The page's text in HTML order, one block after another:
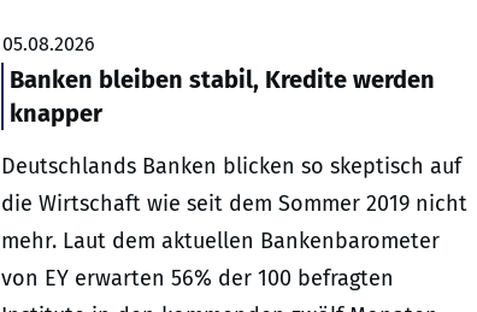
05.08.2026
Banken bleiben stabil, Kredite werden
knapper
Deutschlands Banken blicken so skeptisch auf
die Wirtschaft wie seit dem Sommer 2019 nicht
mehr. Laut dem aktuellen Bankenbarometer
von EY erwarten 56% der 100 befragten